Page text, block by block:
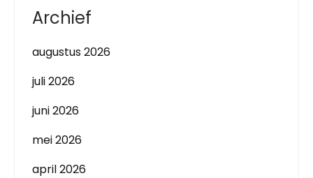
Archief
augustus 2026
juli 2026
juni 2026
mei 2026
april 2026